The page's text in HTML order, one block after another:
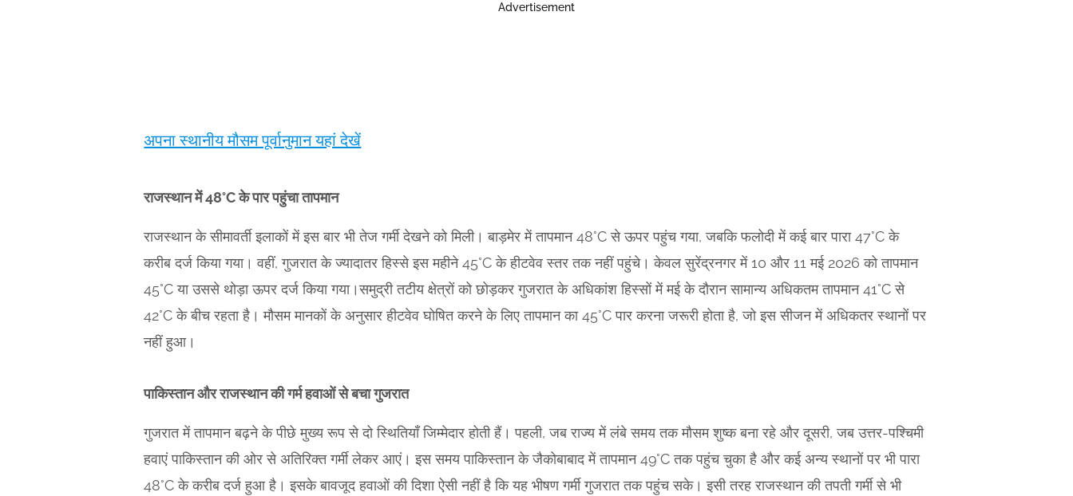
Advertisement
अपना स्थानीय मौसम पूर्वानुमान यहां देखें
राजस्थान में 48°C के पार पहुंचा तापमान
राजस्थान के सीमावर्ती इलाकों में इस बार भी तेज गर्मी देखने को मिली। बाड़मेर में तापमान 48°C से ऊपर पहुंच गया, जबकि फलोदी में कई बार पारा 47°C के
करीब दर्ज किया गया। वहीं, गुजरात के ज्यादातर हिस्से इस महीने 45°C के हीटवेव स्तर तक नहीं पहुंचे। केवल सुरेंद्रनगर में 10 और 11 मई 2026 को तापमान
45°C या उससे थोड़ा ऊपर दर्ज किया गया।समुद्री तटीय क्षेत्रों को छोड़कर गुजरात के अधिकांश हिस्सों में मई के दौरान सामान्य अधिकतम तापमान 41°C से
42°C के बीच रहता है। मौसम मानकों के अनुसार हीटवेव घोषित करने के लिए तापमान का 45°C पार करना जरूरी होता है, जो इस सीजन में अधिकतर स्थानों पर
नहीं हुआ।
पाकिस्तान और राजस्थान की गर्म हवाओं से बचा गुजरात
गुजरात में तापमान बढ़ने के पीछे मुख्य रूप से दो स्थितियाँ जिम्मेदार होती हैं। पहली, जब राज्य में लंबे समय तक मौसम शुष्क बना रहे और दूसरी, जब उत्तर-पश्चिमी
हवाएं पाकिस्तान की ओर से अतिरिक्त गर्मी लेकर आएं। इस समय पाकिस्तान के जैकोबाबाद में तापमान 49°C तक पहुंच चुका है और कई अन्य स्थानों पर भी पारा
48°C के करीब दर्ज हुआ है। इसके बावजूद हवाओं की दिशा ऐसी नहीं है कि यह भीषण गर्मी गुजरात तक पहुंच सके। इसी तरह राजस्थान की तपती गर्मी से भी